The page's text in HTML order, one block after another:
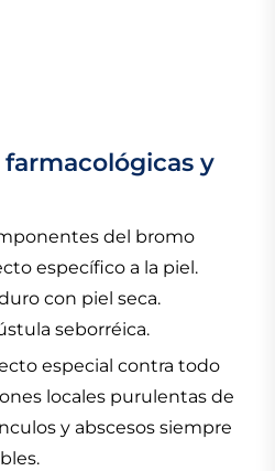
y
del bromo
específico a la piel.
con piel seca.
seborréica.
especial contra todo
locales purulentas de
y abscesos siempre